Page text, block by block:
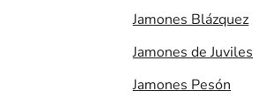
Jamones Blázquez
Jamones de Juviles
Jamones Pesón